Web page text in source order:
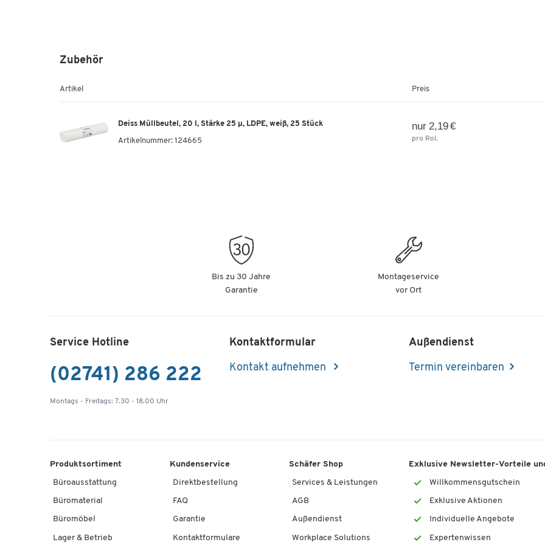
Zubehör
Artikel Preis
Deiss Müllbeutel, 20 l, Stärke 25 µ, LDPE, weiß, 25 Stück
Artikelnummer: 124665
nur 2,19 €
pro Rol.
Bis zu 30 Jahre
Garantie
Montageservice
vor Ort
Service Hotline
(02741) 286 222
Montags - Freitags: 7.30 - 18.00 Uhr
Kontaktformular
Kontakt aufnehmen
Außendienst
Termin vereinbaren
Produktsortiment
Büroausstattung
Büromaterial
Büromöbel
Lager & Betrieb
Kundenservice
Direktbestellung
FAQ
Garantie
Kontaktformulare
Schäfer Shop
Services & Leistungen
AGB
Außendienst
Workplace Solutions
Exklusive Newsletter-Vorteile
Willkommensgutschein
Exklusive Aktionen
Individuelle Angebote
Expertenwissen